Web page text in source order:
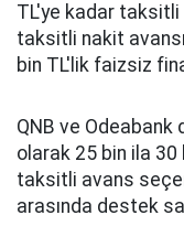
TL'ye kadar taksitli
taksitli nakit
bin TL'lik faizsiz
QNB ve Odeabank
olarak 25 bin ila
taksitli avans
arasında destek